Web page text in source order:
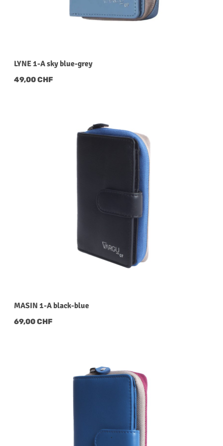
LYNE 1-A sky blue-grey
Regulärer Preis:
49,00 CHF
MASIN 1-A black-blue
Regulärer Preis:
69,00 CHF